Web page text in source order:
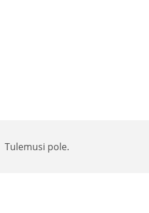
Tulemusi pole.